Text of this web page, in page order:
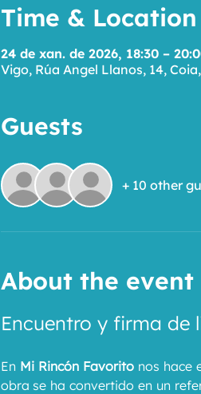
Time & Location
24 de xan. de 2026, 18:30 –
Vigo, Rúa Angel Llanos, 14,
Guests
+ 10 other
About the event
Encuentro y firma de
En Mi Rincón Favorito nos hace
obra se ha convertido en un